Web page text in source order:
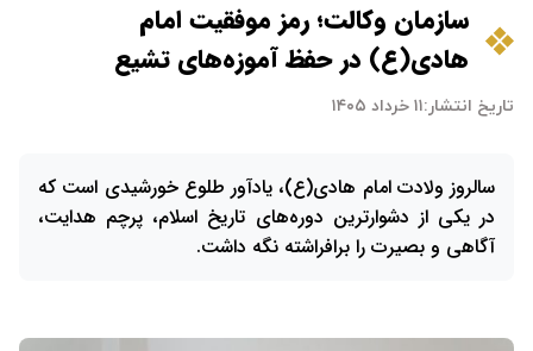
سازمان وکالت؛ رمز موفقیت امام
هادی(ع) در حفظ آموزه‌های تشیع
تاریخ انتشار:۱۱ خرداد ۱۴۰۵
سالروز ولادت امام هادی(ع)، یادآور طلوع خورشیدی است که
در یکی از دشوارترین دوره‌های تاریخ اسلام، پرچم هدایت،
آگاهی و بصیرت را برافراشته نگه داشت.